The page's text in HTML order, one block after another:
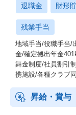
退職金 財形
残業手当
地域手当/役職手当/
金/確定拠出年金
舞金制度/社員割引
携施設/各種クラブ
昇給・賞与